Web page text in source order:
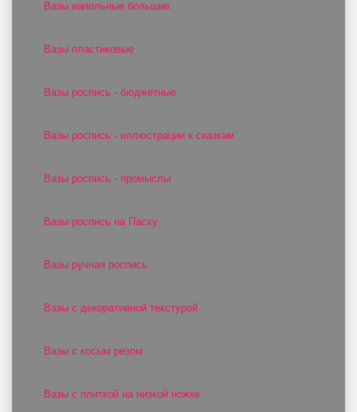
Вазы напольные большие
Вазы пластиковые
Вазы роспись - бюджетные
Вазы роспись - иллюстрации к сказкам
Вазы роспись - промыслы
Вазы роспись на Пасху
Вазы ручная роспись
Вазы с декоративной текстурой
Вазы с косым резом
Вазы с плиткой на низкой ножке